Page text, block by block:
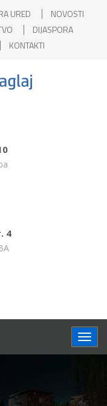
URED
NOVOSTI
DIJASPORA
KONTAKTI
4